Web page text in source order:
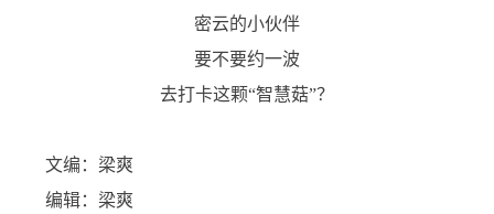
密云的小伙伴
要不要约一波
去打卡这颗“智慧菇”？
文编：梁爽
编辑：梁爽